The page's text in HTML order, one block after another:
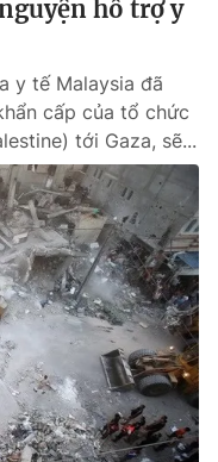
hỗ trợ y
y tế Malaysia đã
cấp của tổ chức
tới Gaza, sẽ...